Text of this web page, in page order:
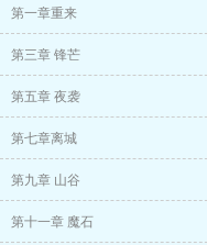
第一章重来
第三章 锋芒
第五章 夜袭
第七章离城
第九章 山谷
第十一章 魔石